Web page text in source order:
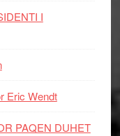
I
Eric Wendt
PAQEN DUHET